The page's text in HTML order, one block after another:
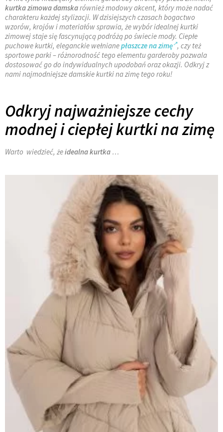
kurtka zimowa damskarównież modowy akcent, który może nadać
charakteru każdej stylizacji. W dzisiejszych czasach bogactwo
wzorów, krojów i materiałów sprawia, że wybór idealnej kurtki
zimowej staje się fascynującą podróżą po świecie mody. Ciepłe
puchowe kurtki, eleganckie wełnianepłaszcze na zimę , czy też
sportowe parki – różnorodność tego elementu garderoby pozwala
dostosować go do indywidualnych upodobań oraz okazji. Odkryj z
nami najmodniejsze damskie kurtki na zimę tego roku!
Odkryj najważniejsze cechy
modnej i ciepłej kurtki na zimę
Warto wiedzieć, żeidealna kurtka …